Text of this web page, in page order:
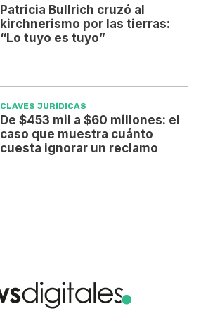
Patricia Bullrich cruzó al
kirchnerismo por las tierras:
“Lo tuyo es tuyo”
CLAVES JURÍDICAS
De $453 mil a $60 millones: el
caso que muestra cuánto
cuesta ignorar un reclamo